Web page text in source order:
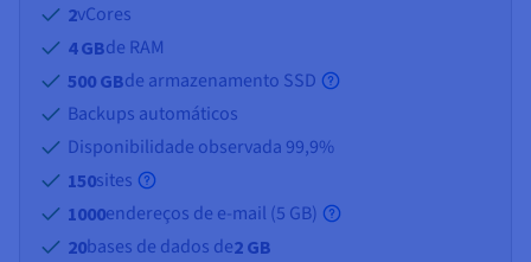
2vCores
4 GBde RAM
500 GBde armazenamento SSD
Backups automáticos
Disponibilidade observada 99,9%
150sites
1000endereços de e-mail (5 GB)
20bases de dados de2 GB